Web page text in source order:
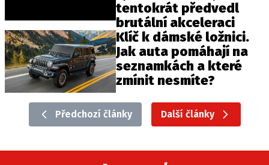
tentokrát předvedl
brutální akceleraci
Klíč k dámské ložnici.
Jak auta pomáhají na
seznamkách a které
zmínit nesmíte?
Předchozí články Další články